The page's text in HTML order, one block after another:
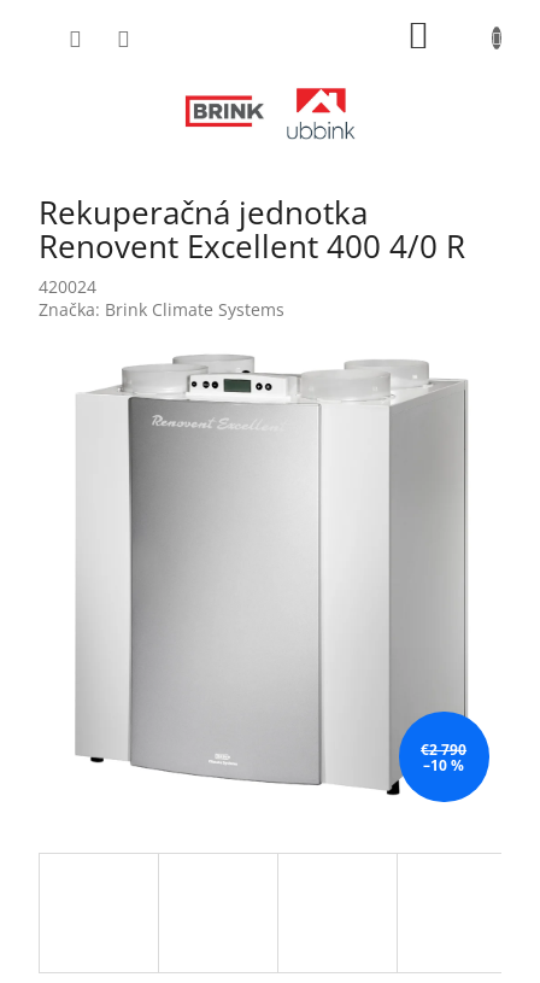
Rekuperačná jednotka
Renovent Excellent 400 4/0 R
420024
Značka: Brink Climate Systems
€2 790
–10 %